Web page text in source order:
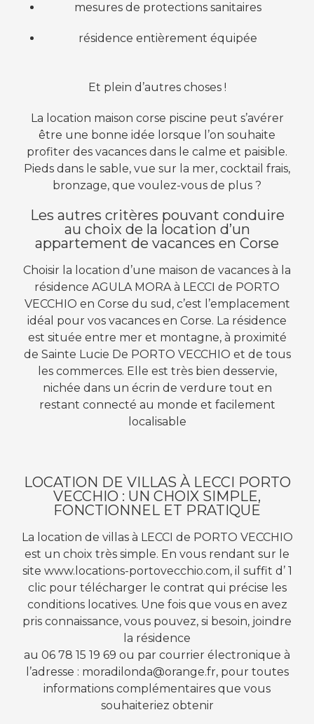
mesures de protections sanitaires
résidence entièrement équipée
Et plein d’autres choses !
La location maison corse piscine peut s’avérer
être une bonne idée lorsque l’on souhaite
profiter des vacances dans le calme et paisible.
Pieds dans le sable, vue sur la mer, cocktail frais,
bronzage, que voulez-vous de plus ?
Les autres critères pouvant conduire
au choix de la location d’un
appartement de vacances en Corse
Choisir la location d’une maison de vacances à la
résidence AGULA MORA à LECCI de PORTO
VECCHIO en Corse du sud, c’est l’emplacement
idéal pour vos vacances en Corse. La résidence
est située entre mer et montagne, à proximité
de Sainte Lucie De PORTO VECCHIO et de tous
les commerces. Elle est très bien desservie,
nichée dans un écrin de verdure tout en
restant connecté au monde et facilement
localisable
LOCATION DE VILLAS À LECCI PORTO
VECCHIO : UN CHOIX SIMPLE,
FONCTIONNEL ET PRATIQUE
La location de villas à LECCI de PORTO VECCHIO
est un choix très simple. En vous rendant sur le
site www.locations-portovecchio.com, il suffit d’ 1
clic pour télécharger le contrat qui précise les
conditions locatives. Une fois que vous en avez
pris connaissance, vous pouvez, si besoin, joindre
la résidence
au 06 78 15 19 69 ou par courrier électronique à
l’adresse : moradilonda@orange.fr, pour toutes
informations complémentaires que vous
souhaiteriez obtenir